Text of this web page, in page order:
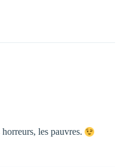
horreurs, les pauvres.